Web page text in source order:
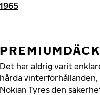
1965
Det har aldrig varit
hårda
Nokian Tyres den